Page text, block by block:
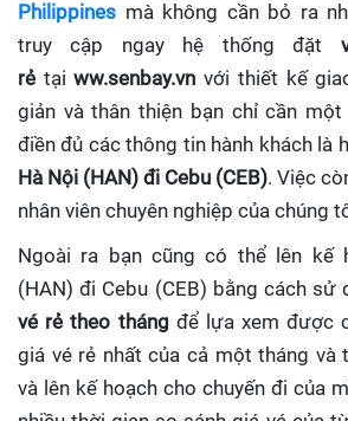
Philippines mà không cần bỏ ra
truy cập ngay hệ thống đặt
rẻ tạiww.senbay.vn với thiết kế
giản và thân thiện bạn chỉ cần
điền đủ các thông tin hành khách là
Hà Nội (HAN) đi Cebu (CEB). Việc
nhân viên chuyên nghiệp của chúng
Ngoài ra bạn cũng có thể lên kế
(HAN) đi Cebu (CEB) bằng cách sử
vé rẻ theo tháng để lựa xem được
giá vé rẻ nhất của cả một tháng và
và lên kế hoạch cho chuyến đi của